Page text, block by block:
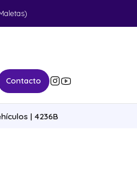
Contacto
| 4236B